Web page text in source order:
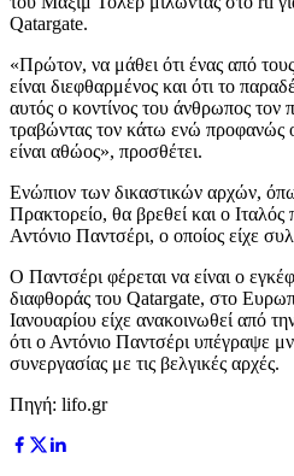
Qatargate.
«Πρώτον, να μάθει ότι ένας από
είναι διεφθαρμένος και ότι το
αυτός ο κοντίνος του άνθρωπος τον
τραβώντας τον κάτω ενώ προφανώς ο
είναι αθώος», προσθέτει.
Ενώπιον των δικαστικών αρχών,
Πρακτορείο, θα βρεθεί και ο
Αντόνιο Παντσέρι, ο οποίος είχε
Ο Παντσέρι φέρεται να είναι ο
διαφθοράς του Qatargate, στο
Ιανουαρίου είχε ανακοινωθεί από
ότι ο Αντόνιο Παντσέρι υπέγραψε
συνεργασίας με τις βελγικές αρχές.
Πηγή: lifo.gr